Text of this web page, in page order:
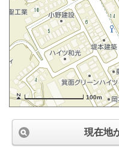
100m
現在地